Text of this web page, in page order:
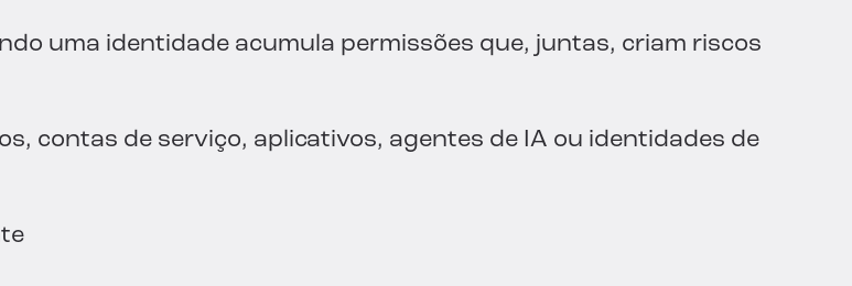
uma identidade acumula permissões que, juntas, criam riscos
contas de serviço, aplicativos, agentes de IA ou identidades de